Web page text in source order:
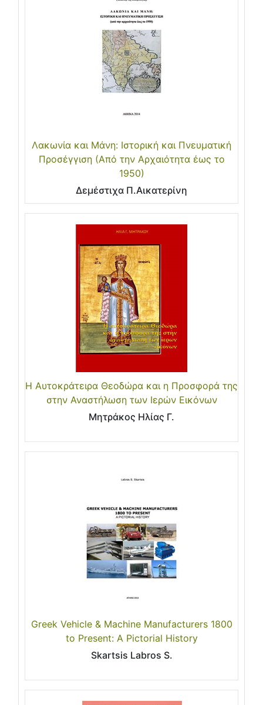
Λακωνία και Μάνη: Ιστορική και Πνευματική
Προσέγγιση (Από την Αρχαιότητα έως το
1950)
Δεμέστιχα Π.Αικατερίνη
Η Αυτοκράτειρα Θεοδώρα και η Προσφορά της
στην Αναστήλωση των Ιερών Εικόνων
Μητράκος Ηλίας Γ.
Greek Vehicle & Machine Manufacturers 1800
to Present: A Pictorial History
Skartsis Labros S.